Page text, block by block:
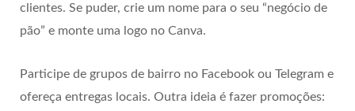
clientes. Se puder, crie um nome para o seu “negócio de
pão” e monte uma logo no Canva.
Participe de grupos de bairro no Facebook ou Telegram e
ofereça entregas locais. Outra ideia é fazer promoções: